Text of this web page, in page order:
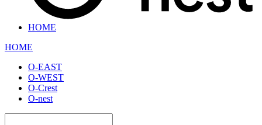
HOME
HOME
O-EAST
O-WEST
O-Crest
O-nest